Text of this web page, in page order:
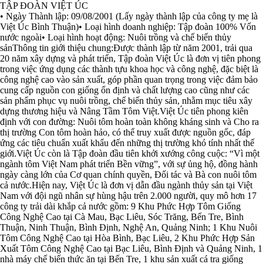
TẬP ĐOÀN VIỆT ÚC
• Ngày Thành lập: 09/08/2001 (Lấy ngày thành lập của công ty mẹ là
Việt Úc Bình Thuận)• Loại hình doanh nghiệp: Tập đoàn 100% Vốn
nước ngoài• Loại hình hoạt động: Nuôi trồng và chế biến thủy
sảnThông tin giới thiệu chung:Được thành lập từ năm 2001, trải qua
20 năm xây dựng và phát triển, Tập đoàn Việt Úc là đơn vị tiên phong
trong việc ứng dụng các thành tựu khoa học và công nghệ, đặc biệt là
công nghệ cao vào sản xuất, góp phần quan trọng trong việc đảm bảo
cung cấp nguồn con giống ổn định và chất lượng cao cũng như các
sản phẩm phục vụ nuôi trồng, chế biến thủy sản, nhằm mục tiêu xây
dựng thương hiệu và Nâng Tầm Tôm Việt.Việt Úc tiên phong kiên
định với con đường: Nuôi tôm hoàn toàn không kháng sinh và Cho ra
thị trường Con tôm hoàn hảo, có thể truy xuất được nguồn gốc, đáp
ứng các tiêu chuẩn xuất khẩu đến những thị trường khó tính nhất thế
giới.Việt Úc còn là Tập đoàn đầu tiên khởi xướng công cuộc: “Vì một
ngành tôm Việt Nam phát triển Bền vững”, với sự ủng hộ, đồng hành
ngày càng lớn của Cơ quan chính quyền, Đối tác và Bà con nuôi tôm
cả nước.Hiện nay, Việt Úc là đơn vị dẫn đầu ngành thủy sản tại Việt
Nam với đội ngũ nhân sự hùng hậu trên 2.000 người, quy mô hơn 17
công ty trải dài khắp cả nước gồm: 9 Khu Phức Hợp Tôm Giống
Công Nghệ Cao tại Cà Mau, Bạc Liêu, Sóc Trăng, Bến Tre, Bình
Thuận, Ninh Thuận, Bình Định, Nghệ An, Quảng Ninh; 1 Khu Nuôi
Tôm Công Nghệ Cao tại Hòa Bình, Bạc Liêu, 2 Khu Phức Hợp Sản
Xuất Tôm Công Nghệ Cao tại Bạc Liêu, Bình Định và Quảng Ninh, 1
nhà máy chế biến thức ăn tại Bến Tre, 1 khu sản xuất cá tra giống